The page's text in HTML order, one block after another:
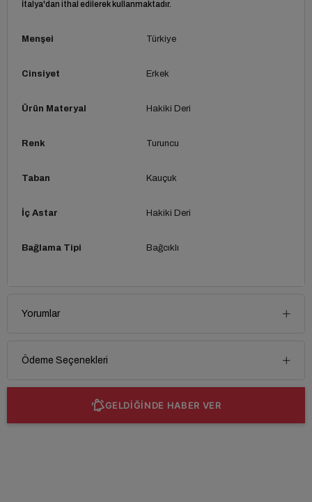
İtalya'dan ithal edilerek kullanmaktadır.
Menşei Türkiye
Cinsiyet Erkek
Ürün Materyal Hakiki Deri
Renk Turuncu
Taban Kauçuk
İç Astar Hakiki Deri
Bağlama Tipi Bağcıklı
Yorumlar
Ödeme Seçenekleri
GELDİĞİNDE HABER VER